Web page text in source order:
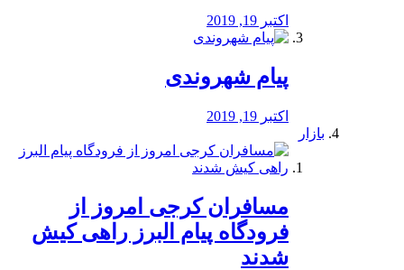
اکتبر 19, 2019
پیام شهروندی
اکتبر 19, 2019
بازار
مسافران کرجی امروز از
فرودگاه پیام البرز راهی کیش
شدند